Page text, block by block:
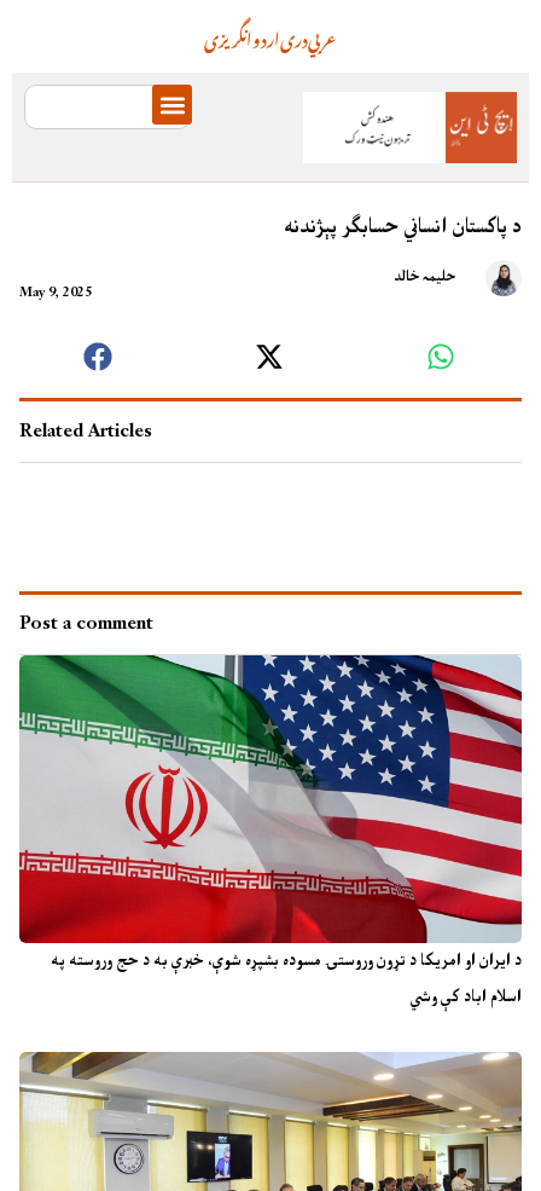
انگریزیاردودریعربي
د ایران او امریکا د تړون وروستۍ مسوده بشپړه شوې، خبرې به د حج وروسته په
اسلام اباد کې وشي
د پاکستان انساني حسابګر پېژندنه
May 9, 2025
حلیمہ خالد
Related Articles
Post a comment